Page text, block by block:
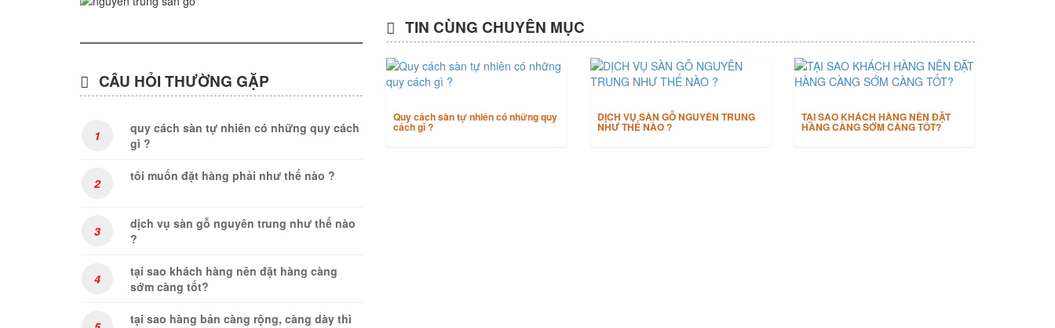
CÂU HỎI THƯỜNG GẶP
1
quy cách sàn tự nhiên có những quy cách
gì ?
2 tôi muốn đặt hàng phải như thế nào ?
3
dịch vụ sàn gỗ nguyên trung như thế nào
?
4
tại sao khách hàng nên đặt hàng càng
sớm càng tốt?
tại sao hàng bản càng rộng, càng dày thì
TIN CÙNG CHUYÊN MỤC
Quy cách sàn tự nhiên có những quy
cách gì ?
DỊCH VỤ SÀN GỖ NGUYÊN TRUNG
NHƯ THẾ NÀO ?
TẠI SAO KHÁCH HÀNG NÊN ĐẶT
HÀNG CÀNG SỚM CÀNG TỐT?